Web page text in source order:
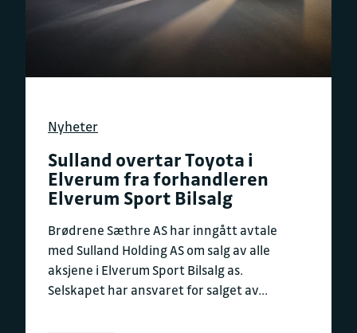
Nyheter
Sulland overtar Toyota i
Elverum fra forhandleren
Elverum Sport Bilsalg
Brødrene Sæthre AS har inngått avtale
med Sulland Holding AS om salg av alle
aksjene i Elverum Sport Bilsalg as.
Selskapet har ansvaret for salget av...